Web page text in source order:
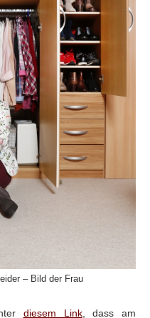
– Bild der Frau
diesem Link, dass am